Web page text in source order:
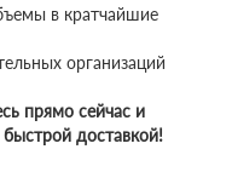
в кратчайшие
организаций
прямо сейчас и
доставкой!